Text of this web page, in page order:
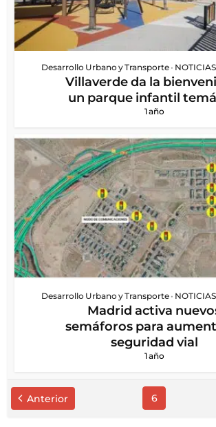
Desarrollo Urbano y Transporte •
Villaverde da la
un parque infantil
1 año
Desarrollo Urbano y Transporte •
Madrid activa
semáforos para
seguridad vial
1 año
Anterior 6